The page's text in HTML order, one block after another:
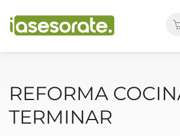
REFORMA
TERMINAR